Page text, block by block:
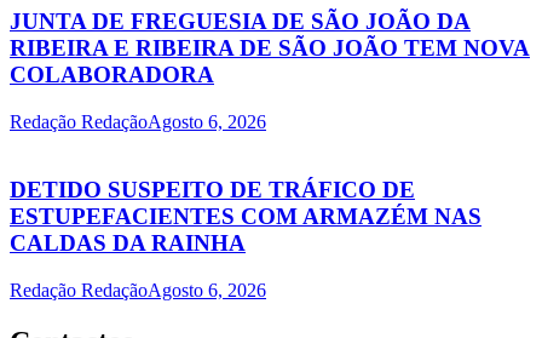
JUNTA DE FREGUESIA DE SÃO JOÃO DA
RIBEIRA E RIBEIRA DE SÃO JOÃO TEM NOVA
COLABORADORA
Redação RedaçãoAgosto 6, 2026
DETIDO SUSPEITO DE TRÁFICO DE
ESTUPEFACIENTES COM ARMAZÉM NAS
CALDAS DA RAINHA
Redação RedaçãoAgosto 6, 2026